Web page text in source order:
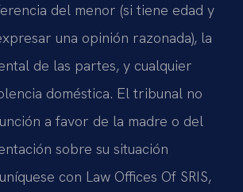
del menor (si tiene edad y
una opinión razonada), la
de las partes, y cualquier
doméstica. El tribunal no
a favor de la madre o del
sobre su situación
con Law Offices Of SRIS,